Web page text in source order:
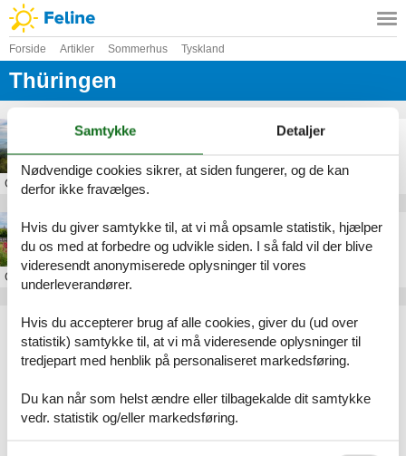
Forside Artikler Sommerhus Tyskland
Thüringen
Feriebolig i Thüringer Wald
Om Thüringer Wald
Feriebolig i Thüringen
Om Thüringen
Artikeltyper
Alle
Sommerhus
Geografier
Alle
Samtykke Detaljer
Nødvendige cookies sikrer, at siden fungerer, og de kan
derfor ikke fravælges.
Hvis du giver samtykke til, at vi må opsamle statistik, hjælper
du os med at forbedre og udvikle siden. I så fald vil der blive
videresendt anonymiserede oplysninger til vores
underleverandører.
Hvis du accepterer brug af alle cookies, giver du (ud over
statistik) samtykke til, at vi må videresende oplysninger til
tredjepart med henblik på personaliseret markedsføring.
Du kan når som helst ændre eller tilbagekalde dit samtykke
vedr. statistik og/eller markedsføring.